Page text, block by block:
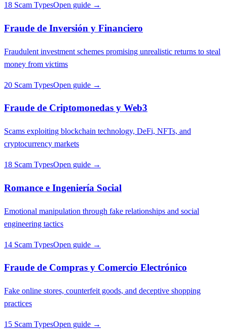
18 Scam TypesOpen guide →
Fraude de Inversión y Financiero
Fraudulent investment schemes promising unrealistic returns to steal
money from victims
20 Scam TypesOpen guide →
Fraude de Criptomonedas y Web3
Scams exploiting blockchain technology, DeFi, NFTs, and
cryptocurrency markets
18 Scam TypesOpen guide →
Romance e Ingeniería Social
Emotional manipulation through fake relationships and social
engineering tactics
14 Scam TypesOpen guide →
Fraude de Compras y Comercio Electrónico
Fake online stores, counterfeit goods, and deceptive shopping
practices
15 Scam TypesOpen guide →